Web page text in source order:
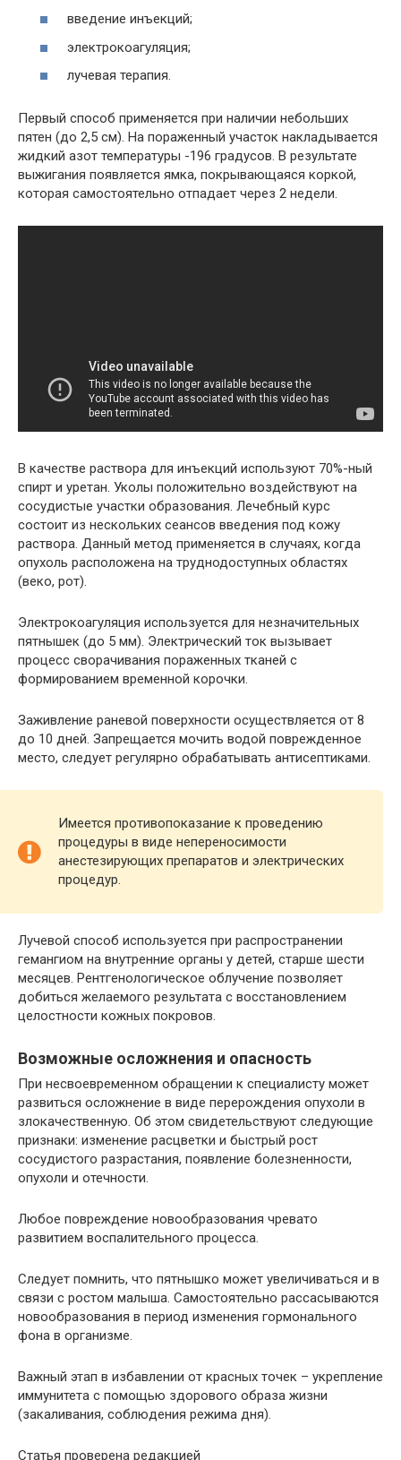
введение инъекций;
электрокоагуляция;
лучевая терапия.
Первый способ применяется при наличии небольших
пятен (до 2,5 см). На пораженный участок накладывается
жидкий азот температуры -196 градусов. В результате
выжигания появляется ямка, покрывающаяся коркой,
которая самостоятельно отпадает через 2 недели.
В качестве раствора для инъекций используют 70%-ный
спирт и уретан. Уколы положительно воздействуют на
сосудистые участки образования. Лечебный курс
состоит из нескольких сеансов введения под кожу
раствора. Данный метод применяется в случаях, когда
опухоль расположена на труднодоступных областях
(веко, рот).
Электрокоагуляция используется для незначительных
пятнышек (до 5 мм). Электрический ток вызывает
процесс сворачивания пораженных тканей с
формированием временной корочки.
Заживление раневой поверхности осуществляется от 8
до 10 дней. Запрещается мочить водой поврежденное
место, следует регулярно обрабатывать антисептиками.
Имеется противопоказание к проведению
процедуры в виде непереносимости
анестезирующих препаратов и электрических
процедур.
Лучевой способ используется при распространении
гемангиом на внутренние органы у детей, старше шести
месяцев. Рентгенологическое облучение позволяет
добиться желаемого результата с восстановлением
целостности кожных покровов.
Возможные осложнения и опасность
При несвоевременном обращении к специалисту может
развиться осложнение в виде перерождения опухоли в
злокачественную. Об этом свидетельствуют следующие
признаки: изменение расцветки и быстрый рост
сосудистого разрастания, появление болезненности,
опухоли и отечности.
Любое повреждение новообразования чревато
развитием воспалительного процесса.
Следует помнить, что пятнышко может увеличиваться и в
связи с ростом малыша. Самостоятельно рассасываются
новообразования в период изменения гормонального
фона в организме.
Важный этап в избавлении от красных точек – укрепление
иммунитета с помощью здорового образа жизни
(закаливания, соблюдения режима дня).
Статья проверена редакцией